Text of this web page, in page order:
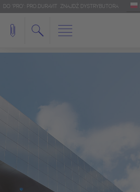
DO 'PRO': PRO.DURAVIT ZNAJDŹ DYSTRYBUTORA